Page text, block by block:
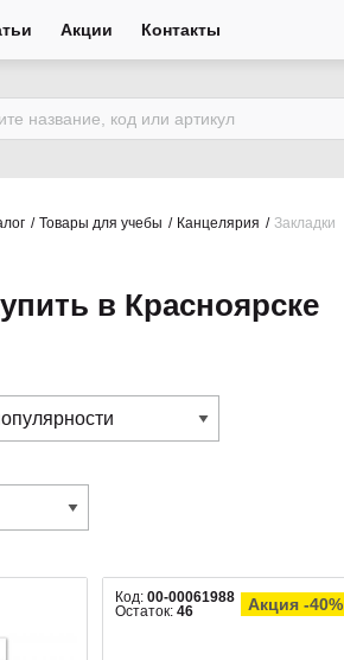
Акции Контакты
Товары для учебы Канцелярия Закладки
в Красноярске
Код:00-00061988
Остаток:46 Акция -40%